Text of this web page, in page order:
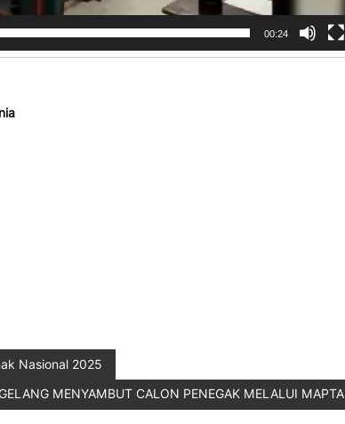
00:24
Nasional 2025
MENYAMBUT CALON PENEGAK MELALUI MAPTA